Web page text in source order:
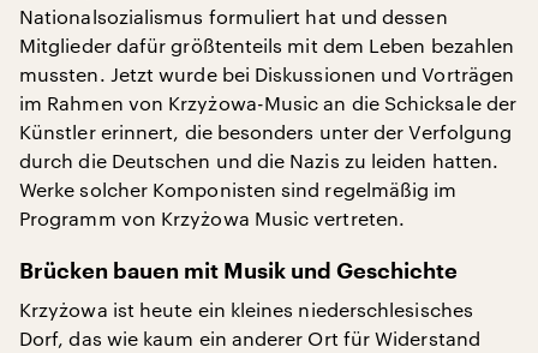
Nationalsozialismus formuliert hat und dessen
Mitglieder dafür größtenteils mit dem Leben bezahlen
mussten. Jetzt wurde bei Diskussionen und Vorträgen
im Rahmen von Krzyżowa-Music an die Schicksale der
Künstler erinnert, die besonders unter der Verfolgung
durch die Deutschen und die Nazis zu leiden hatten.
Werke solcher Komponisten sind regelmäßig im
Programm von Krzyżowa Music vertreten.
Brücken bauen mit Musik und Geschichte
Krzyżowa ist heute ein kleines niederschlesisches
Dorf, das wie kaum ein anderer Ort für Widerstand